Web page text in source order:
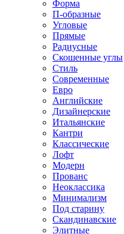
Форма
П-образные
Угловые
Прямые
Радиусные
Скошенные углы
Стиль
Современные
Евро
Английские
Дизайнерские
Итальянские
Кантри
Классические
Лофт
Модерн
Прованс
Неоклассика
Минимализм
Под старину
Скандинавские
Элитные